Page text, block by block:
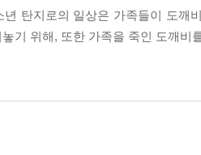
탄지로의 일상은 가족들이 도깨
기 위해, 또한 가족을 죽인 도깨비